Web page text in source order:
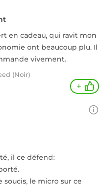
en cadeau, qui ravit mon
ont beaucoup plu. Il
vivement.
(Noir)
+
il ce défend:
le micro sur ce